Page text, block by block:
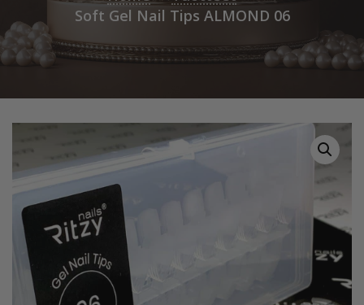
Soft Gel Nail Tips ALMOND 06